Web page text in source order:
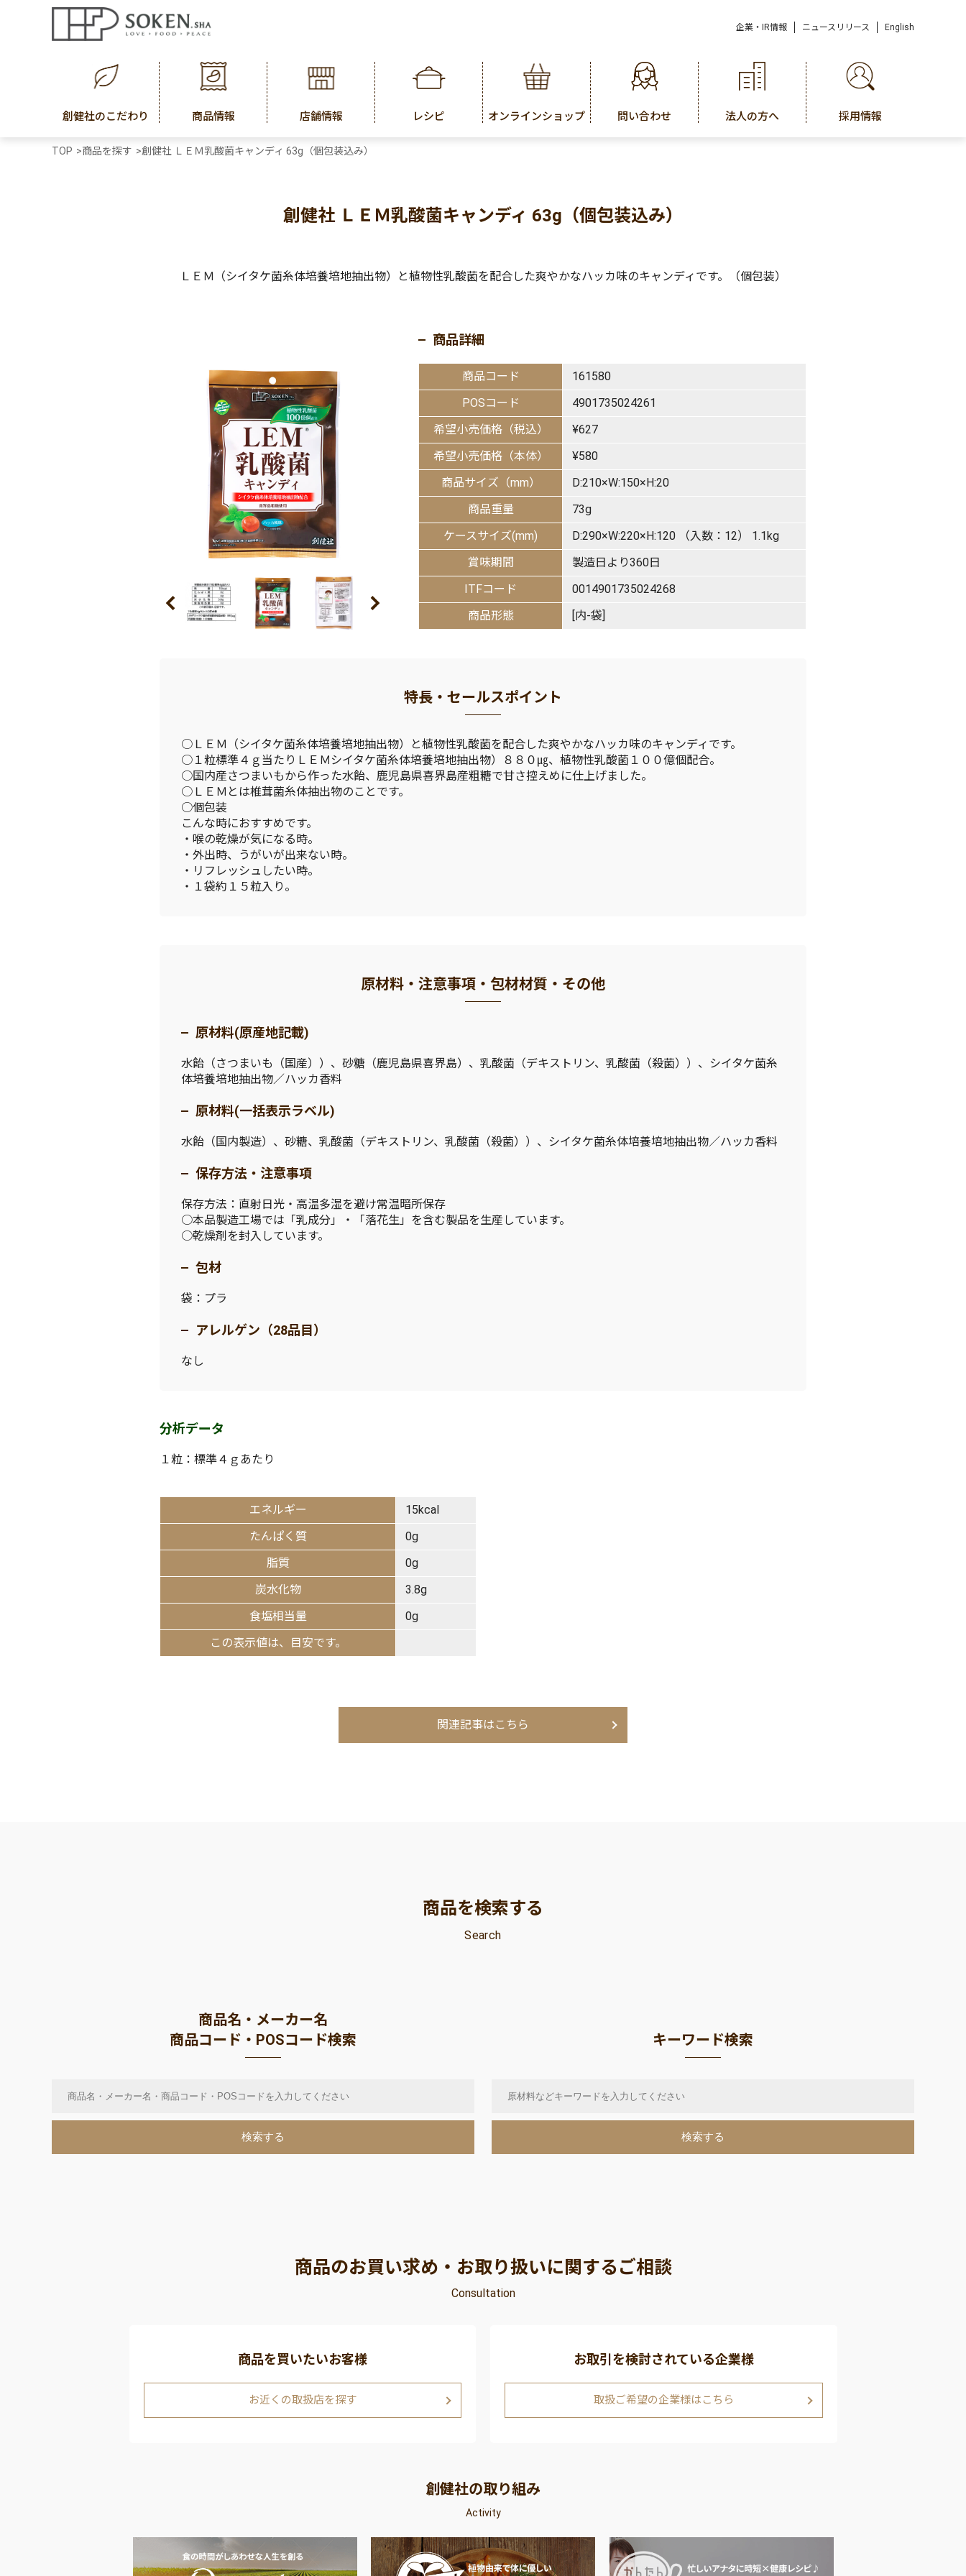
企業・IR情報 ニュースリリース English
創健社のこだわり 商品情報 店舗情報 レシピ オンラインショップ 問い合わせ 法人の方へ 採用情報
TOP >商品を探す >創健社 ＬＥＭ乳酸菌キャンディ 63g（個包装込み）
創健社 ＬＥＭ乳酸菌キャンディ 63g（個包装込み）
ＬＥＭ（シイタケ菌糸体培養培地抽出物）と植物性乳酸菌を配合した爽やかなハッカ味のキャンディです。（個包装）
商品詳細
商品コード
161580
POSコード
4901735024261
希望小売価格（税込）
¥627
希望小売価格（本体）
¥580
商品サイズ（mm）
D:210×W:150×H:20
商品重量
73g
ケースサイズ(mm)
D:290×W:220×H:120 （入数：12） 1.1kg
賞味期間
製造日より360日
ITFコード
0014901735024268
商品形態
[内-袋]
特長・セールスポイント
○ＬＥＭ（シイタケ菌糸体培養培地抽出物）と植物性乳酸菌を配合した爽やかなハッカ味のキャンディです。
○１粒標準４ｇ当たりＬＥＭシイタケ菌糸体培養培地抽出物）８８０㎍、植物性乳酸菌１００億個配合。
○国内産さつまいもから作った水飴、鹿児島県喜界島産粗糖で甘さ控えめに仕上げました。
○ＬＥＭとは椎茸菌糸体抽出物のことです。
○個包装
こんな時におすすめです。
・喉の乾燥が気になる時。
・外出時、うがいが出来ない時。
・リフレッシュしたい時。
・１袋約１５粒入り。
原材料・注意事項・包材材質・その他
原材料(原産地記載)
水飴（さつまいも（国産））、砂糖（鹿児島県喜界島）、乳酸菌（デキストリン、乳酸菌（殺菌））、シイタケ菌糸
体培養培地抽出物／ハッカ香料
原材料(一括表示ラベル)
水飴（国内製造）、砂糖、乳酸菌（デキストリン、乳酸菌（殺菌））、シイタケ菌糸体培養培地抽出物／ハッカ香料
保存方法・注意事項
保存方法：直射日光・高温多湿を避け常温暗所保存
○本品製造工場では「乳成分」・「落花生」を含む製品を生産しています。
○乾燥剤を封入しています。
包材
袋：プラ
アレルゲン（28品目）
なし
分析データ
１粒：標準４ｇあたり
エネルギー
15kcal
たんぱく質
0g
脂質
0g
炭水化物
3.8g
食塩相当量
0g
この表示値は、目安です。
関連記事はこちら
商品を検索する
Search
商品名・メーカー名
商品コード・POSコード検索
キーワード検索
商品のお買い求め・お取り扱いに関するご相談
Consultation
商品を買いたいお客様
お近くの取扱店を探す
お取引を検討されている企業様
取扱ご希望の企業様はこちら
創健社の取り組み
Activity